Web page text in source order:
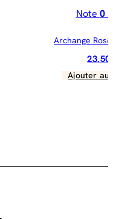
Note 0
Archange
23.50
Ajouter au